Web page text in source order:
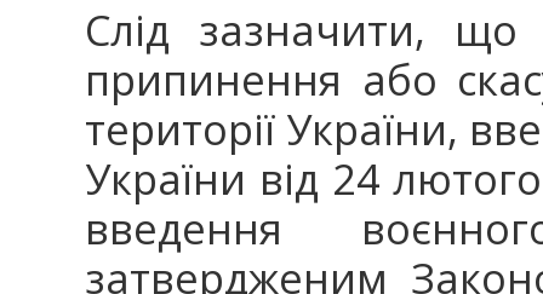
Слід зазначити,
припинення або
території України,
України від 24
введення
затвердженим